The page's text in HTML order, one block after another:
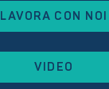
LAVORA CON NOI
VIDEO